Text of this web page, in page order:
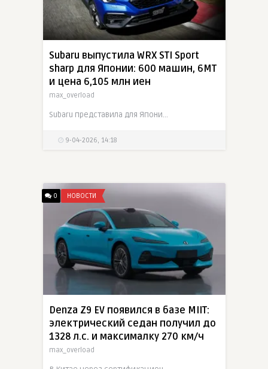
Subaru выпустила WRX STI Sport
sharp для Японии: 600 машин, 6MT
и цена 6,105 млн иен
max_overload
Subaru представила для Японии ограниченную серию WRX STI Sport sharp, построенную на базе WRX S4 STI Sport R EX. Главное отличие спецверсии — возвращение шестиступенчатой механической коробки, а
9-04-2026, 14:18
0 НОВОСТИ
Denza Z9 EV появился в базе MIIT:
электрический седан получил до
1328 л.с. и максималку 270 км/ч
max_overload